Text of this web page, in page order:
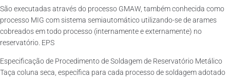
São executadas através do processo GMAW, também conhecida como
processo MIG com sistema semiautomático utilizando-se de arames
cobreados em todo processo (internamente e externamente) no
reservatório. EPS
Especificação de Procedimento de Soldagem de Reservatório Metálico
Taça coluna seca, específica para cada processo de soldagem adotado